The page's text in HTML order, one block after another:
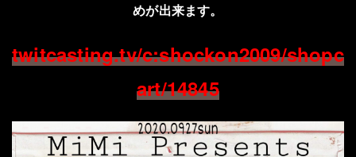
めが出来ます。
twitcasting.tv/c:shockon2009/shopc
art/14845